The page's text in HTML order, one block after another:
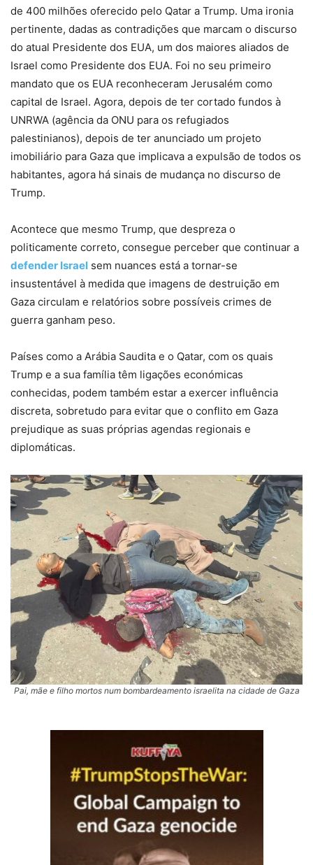
de 400 milhões oferecido pelo Qatar a Trump. Uma ironia
pertinente, dadas as contradições que marcam o discurso
do atual Presidente dos EUA, um dos maiores aliados de
Israel como Presidente dos EUA. Foi no seu primeiro
mandato que os EUA reconheceram Jerusalém como
capital de Israel. Agora, depois de ter cortado fundos à
UNRWA (agência da ONU para os refugiados
palestinianos), depois de ter anunciado um projeto
imobiliário para Gaza que implicava a expulsão de todos os
habitantes, agora há sinais de mudança no discurso de
Trump.
Acontece que mesmo Trump, que despreza o
politicamente correto, consegue perceber que continuar a
defender Israel sem nuances está a tornar-se
insustentável à medida que imagens de destruição em
Gaza circulam e relatórios sobre possíveis crimes de
guerra ganham peso.
Países como a Arábia Saudita e o Qatar, com os quais
Trump e a sua família têm ligações económicas
conhecidas, podem também estar a exercer influência
discreta, sobretudo para evitar que o conflito em Gaza
prejudique as suas próprias agendas regionais e
diplomáticas.
Pai, mãe e filho mortos num bombardeamento israelita na cidade de Gaza